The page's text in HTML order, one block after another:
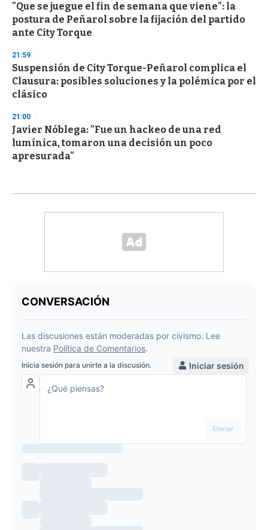
"Que se juegue el fin de semana que viene": la
postura de Peñarol sobre la fijación del partido
ante City Torque
21:59
Suspensión de City Torque-Peñarol complica el
Clausura: posibles soluciones y la polémica por el
clásico
21:00
Javier Nóblega: "Fue un hackeo de una red
lumínica, tomaron una decisión un poco
apresurada"